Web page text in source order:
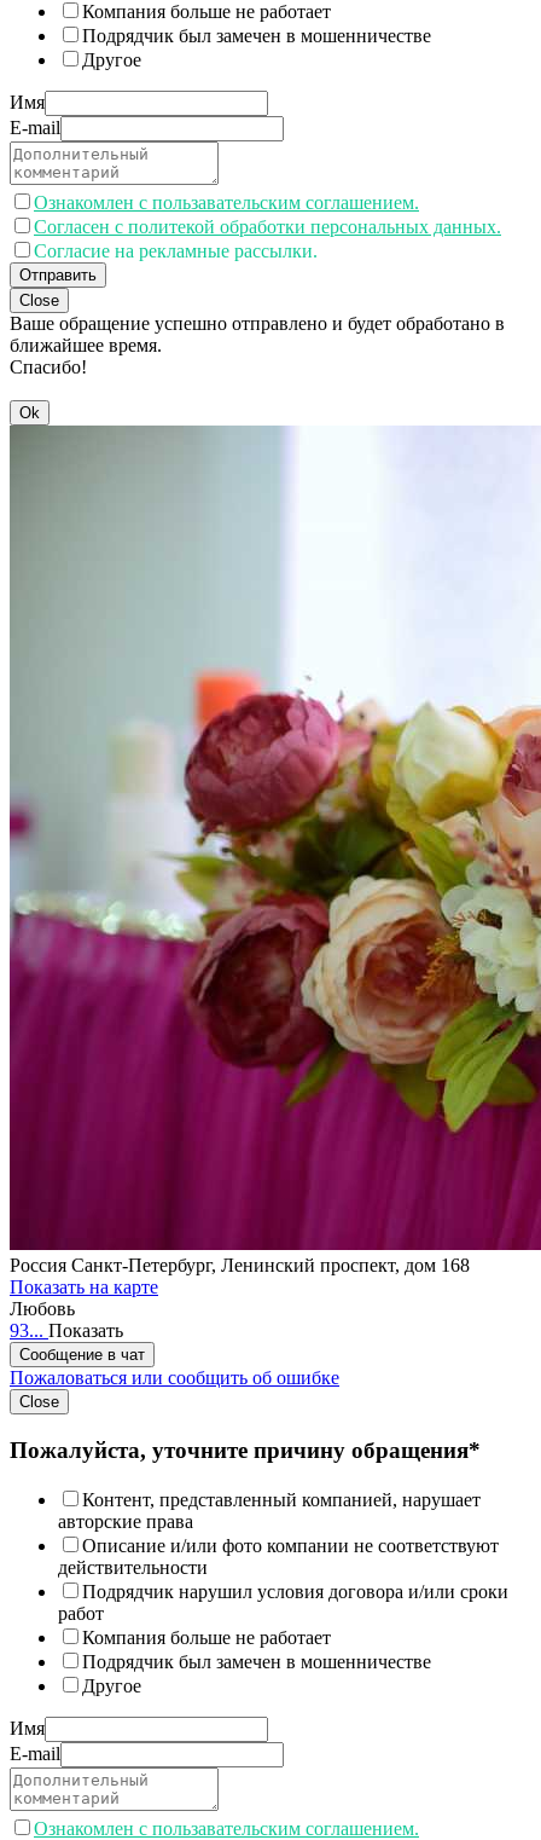
Компания больше не работает
Подрядчик был замечен в мошенничестве
Другое
Имя
E-mail
Ознакомлен с пользавательским соглашением.
Согласен с политекой обработки персональных данных.
Согласие на рекламные рассылки.
Отправить
Close
Ваше обращение успешно отправлено и будет обработано в
ближайшее время.
Спасибо!
Ok
Россия Санкт-Петербург, Ленинский проспект, дом 168
Показать на карте
Любовь
93... Показать
Сообщение в чат
Пожаловаться или сообщить об ошибке
Close
Пожалуйста, уточните причину обращения*
Контент, представленный компанией, нарушает
авторские права
Описание и/или фото компании не соответствуют
действительности
Подрядчик нарушил условия договора и/или сроки
работ
Компания больше не работает
Подрядчик был замечен в мошенничестве
Другое
Имя
E-mail
Ознакомлен с пользавательским соглашением.